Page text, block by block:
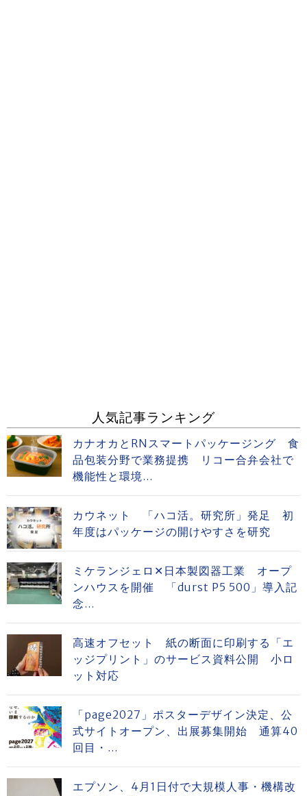
人気記事ランキング
カナオカとRNスマートパッケージング 食
品包装分野で業務提携 リコー合弁会社で
機能性と環境...
カウネット 「ハコ活。研究所」発足 初
年度はパッケージの開けやすさを研究
ミケランジェロ✕日本製図器工業 オープ
ンハウスを開催 「durst P5 500」導入記
念...
高速オフセット 紙の断面に印刷する「エ
ッジプリント」のサービス資料公開 小ロ
ット対応
「page2027」ポスターデザイン決定、公
式サイトオープン、出展募集開始 通算40
回目・...
エプソン、4月1日付で大規模人事・機構改